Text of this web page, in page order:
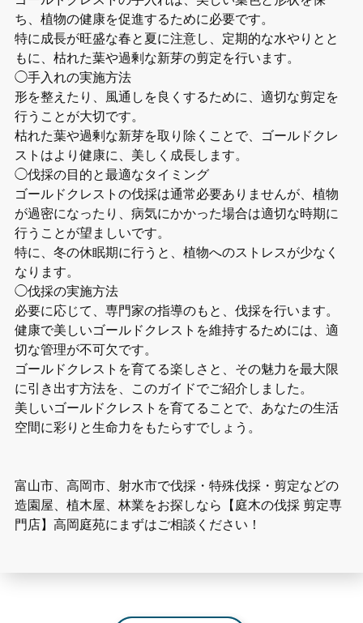
ち、植物の健康を促進するために必要です。
特に成長が旺盛な春と夏に注意し、定期的な水やりとと
もに、枯れた葉や過剰な新芽の剪定を行います。
◯手入れの実施方法
形を整えたり、風通しを良くするために、適切な剪定を
行うことが大切です。
枯れた葉や過剰な新芽を取り除くことで、ゴールドクレ
ストはより健康に、美しく成長します。
◯伐採の目的と最適なタイミング
ゴールドクレストの伐採は通常必要ありませんが、植物
が過密になったり、病気にかかった場合は適切な時期に
行うことが望ましいです。
特に、冬の休眠期に行うと、植物へのストレスが少なく
なります。
◯伐採の実施方法
必要に応じて、専門家の指導のもと、伐採を行います。
健康で美しいゴールドクレストを維持するためには、適
切な管理が不可欠です。
ゴールドクレストを育てる楽しさと、その魅力を最大限
に引き出す方法を、このガイドでご紹介しました。
美しいゴールドクレストを育てることで、あなたの生活
空間に彩りと生命力をもたらすでしょう。
富山市、高岡市、射水市で伐採・特殊伐採・剪定などの
造園屋、植木屋、林業をお探しなら【庭木の伐採 剪定専
門店】高岡庭苑にまずはご相談ください！